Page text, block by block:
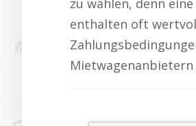
zu wählen, denn
enthalten oft